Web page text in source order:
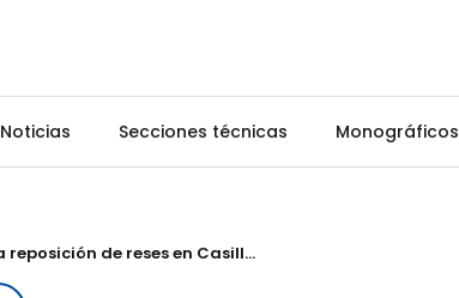
Noticias Secciones técnicas Monográficos
Ayudas para la reposición de reses en Casilla y León